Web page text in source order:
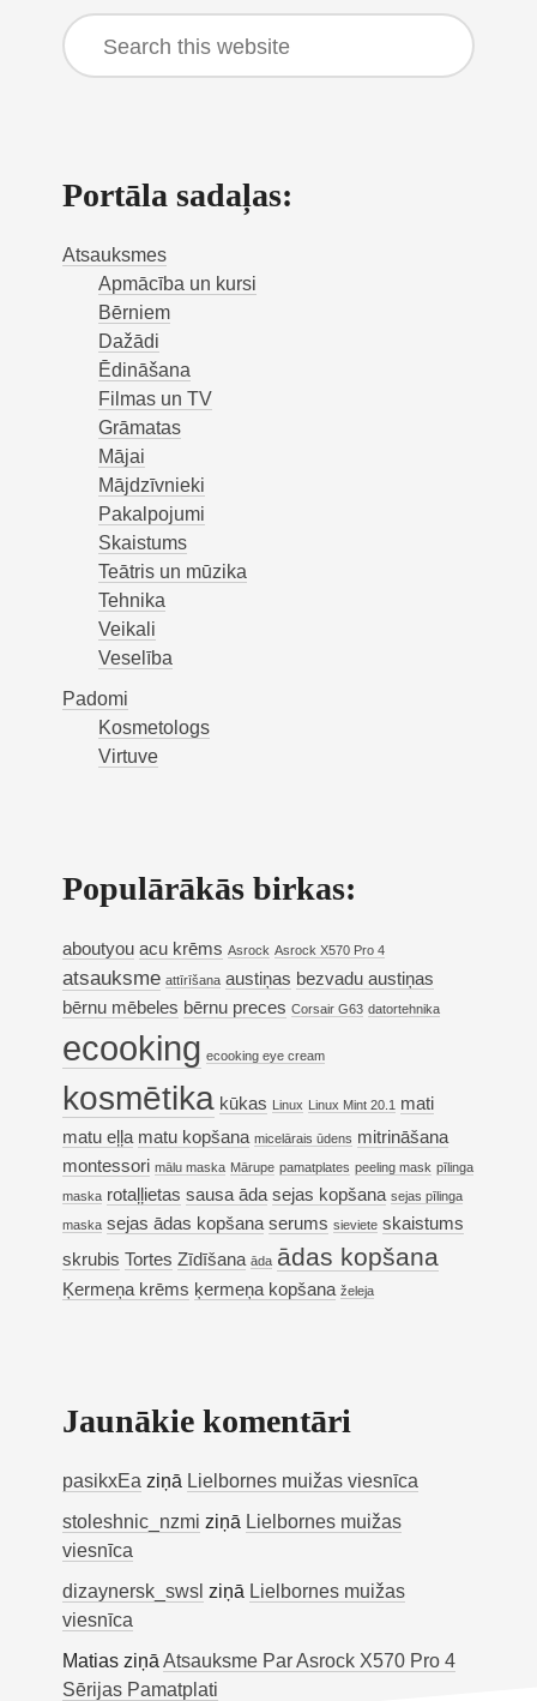
Search
this
website
Portāla sadaļas:
Atsauksmes
Apmācība un kursi
Bērniem
Dažādi
Ēdināšana
Filmas un TV
Grāmatas
Mājai
Mājdzīvnieki
Pakalpojumi
Skaistums
Teātris un mūzika
Tehnika
Veikali
Veselība
Padomi
Kosmetologs
Virtuve
Populārākās birkas:
aboutyou acu krēms Asrock Asrock X570 Pro 4
atsauksme attīrīšana austiņas bezvadu austiņas
bērnu mēbeles bērnu preces Corsair G63 datortehnika
ecooking ecooking eye cream
kosmētika kūkas Linux Linux Mint 20.1
mati
matu eļļa matu kopšana micelārais ūdens mitrināšana
montessori mālu maska Mārupe pamatplates peeling mask pīlinga
maska rotaļļietas sausa āda sejas kopšana sejas pīlinga
maska sejas ādas kopšana serums sieviete skaistums
skrubis Tortes Zīdīšana āda ādas kopšana
Ķermeņa krēms ķermeņa kopšana želeja
Jaunākie komentāri
pasikxEa ziņā Lielbornes muižas viesnīca
stoleshnic_nzmi ziņā Lielbornes muižas
viesnīca
dizaynersk_swsl ziņā Lielbornes muižas
viesnīca
Matias ziņāAtsauksme Par Asrock X570 Pro 4
Sērijas Pamatplati